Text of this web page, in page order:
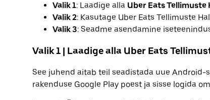
Valik 1: Laadige alla Uber Eats Tellimuste
Valik 2: Kasutage Uber Eats Tellimuste
Valik 3: Seadme asendamine
Valik 1 | Laadige alla Uber Eats
See juhend aitab teil seadistada uue Android-
rakenduse Google Play poest ja sisse logida